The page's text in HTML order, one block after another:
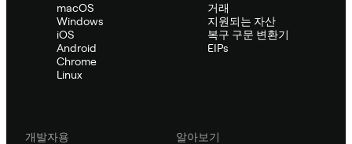
macOS
Windows
iOS
Android
Chrome
Linux
거래
지원되는 자산
복구 구문 변환기
EIPs
개발자용
알아보기